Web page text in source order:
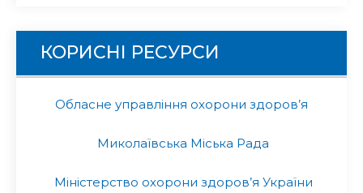
КОРИСНІ РЕСУРСИ
Обласне управління охорони здоров’я
Миколаївська Міська Рада
Міністерство охорони здоров’я України